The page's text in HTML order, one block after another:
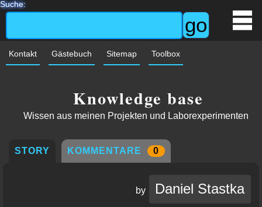
Suche:
Kontakt Gästebuch Sitemap Toolbox
Knowledge base
Wissen aus meinen Projekten und Laborexperimenten
STORY 0
KOMMENTARE
by Daniel Stastka